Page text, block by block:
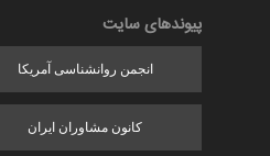
پیوندهای سایت
انجمن روانشناسی آمریکا
کانون مشاوران ایران